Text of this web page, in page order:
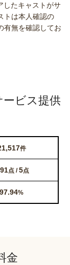
したキャストがサ
トは本人確認の
有無を確認してお
ービス提供
件
点 /5点
97.94%
金